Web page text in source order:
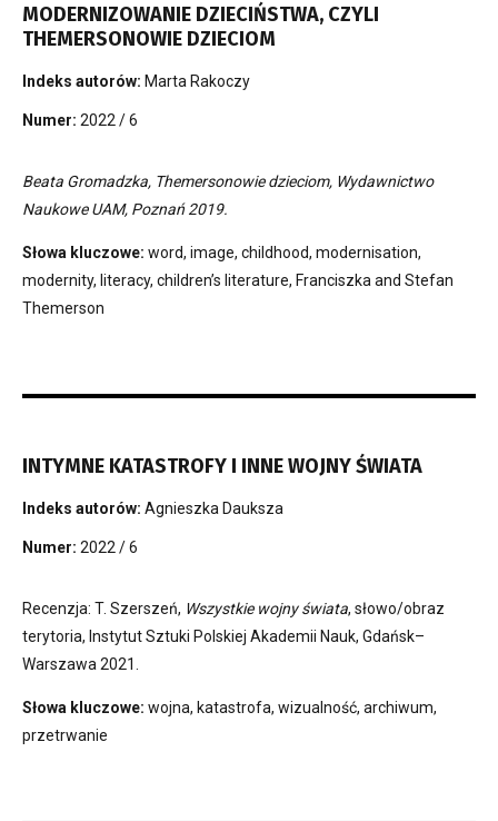
MODERNIZOWANIE DZIECIŃSTWA, CZYLI
THEMERSONOWIE DZIECIOM
Indeks autorów: Marta Rakoczy
Numer: 2022 / 6
Beata Gromadzka, Themersonowie dzieciom, Wydawnictwo
Naukowe UAM, Poznań 2019.
Słowa kluczowe: word, image, childhood, modernisation,
modernity, literacy, children’s literature, Franciszka and Stefan
Themerson
INTYMNE KATASTROFY I INNE WOJNY ŚWIATA
Indeks autorów: Agnieszka Dauksza
Numer: 2022 / 6
Recenzja: T. Szerszeń, Wszystkie wojny świata, słowo/obraz
terytoria, Instytut Sztuki Polskiej Akademii Nauk, Gdańsk–
Warszawa 2021.
Słowa kluczowe: wojna, katastrofa, wizualność, archiwum,
przetrwanie